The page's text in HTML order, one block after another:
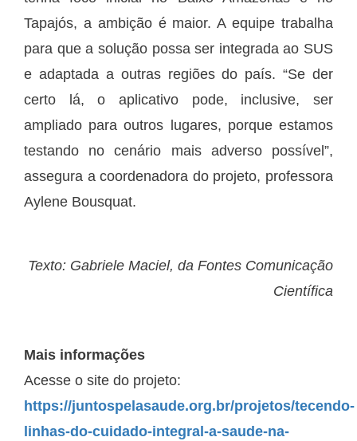
Tapajós, a ambição é maior. A equipe trabalha
para que a solução possa ser integrada ao SUS
e adaptada a outras regiões do país. “Se der
certo lá, o aplicativo pode, inclusive, ser
ampliado para outros lugares, porque estamos
testando no cenário mais adverso possível”,
assegura a coordenadora do projeto, professora
Aylene Bousquat.
Texto: Gabriele Maciel, da Fontes Comunicação
Científica
Mais informações
Acesse o site do projeto:
https://juntospelasaude.org.br/projetos/tecendo-
linhas-do-cuidado-integral-a-saude-na-